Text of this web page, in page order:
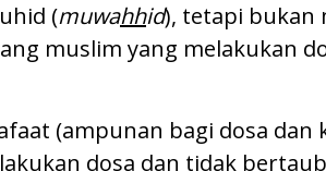
(muwahhid), tetapi bukan
muslim yang melakukan
(ampunan bagi dosa
dosa dan tidak